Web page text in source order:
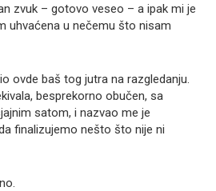
zvuk – gotovo veseo – a ipak mi je
uhvaćena u nečemu što nisam
ovde baš tog jutra na razgledanju.
besprekorno obučen, sa
satom, i nazvao me je
finalizujemo nešto što nije ni